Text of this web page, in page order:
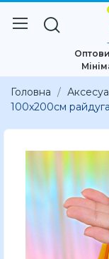
Головна
100x200см